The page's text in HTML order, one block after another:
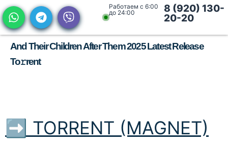
Работаем с 6:00
до 24:00
8 (920) 130-
20-20
And Their Children After Them 2025 Latest Release
To𝚛rent
➡ TORRENT (MAGNET)